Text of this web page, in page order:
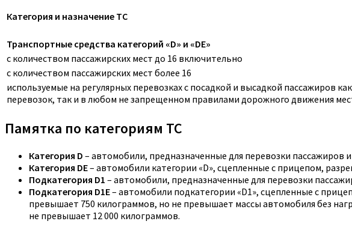
Категория и назначение ТС
Транспортные средства категорий «D» и «DE»
с количеством пассажирских мест до 16 включительно
с количеством пассажирских мест более 16
используемые на регулярных перевозках с посадкой и высадкой пассажиров
перевозок, так и в любом не запрещенном правилами дорожного движения
Памятка по категориям ТС
Категория D – автомобили, предназначенные для перевозки пассажиров
Категория DE– автомобили категории «D», сцепленные с прицепом,
Подкатегория D1 – автомобили, предназначенные для перевозки
Подкатегория D1E– автомобили подкатегории «D1», сцепленные с
превышает 750 килограммов, но не превышает массы автомобиля без
не превышает 12 000 килограммов.